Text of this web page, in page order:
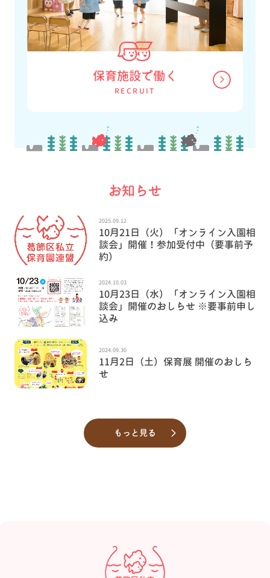
保育施設で働く
RECRUIT
お知らせ
2025.09.12
10月21日（火）「オンライン入園相
談会」開催！参加受付中（要事前予
約）
2024.10.03
10月23日（水）「オンライン入園相
談会」開催のおしらせ ※要事前申し
込み
2024.09.30
11月2日（土）保育展 開催のおしら
せ
もっと見る